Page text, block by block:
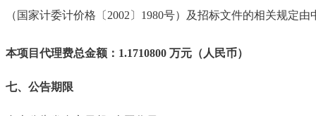
（国家计委计价格〔 2002 〕 1980号）及招标文件的相关规定由
本项目代理费总金额： 1.1710800 万元（人民币）
七、公告期限